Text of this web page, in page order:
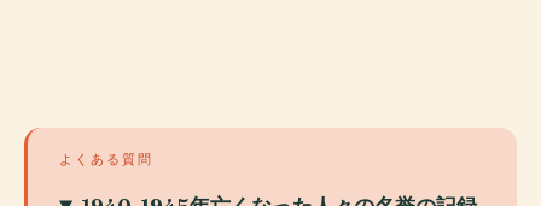
よくある質問